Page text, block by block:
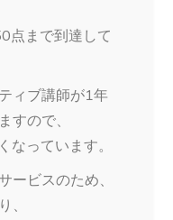
点まで到達して
ィブ講師が1年
すので、
なっています。
ービスのため、
、